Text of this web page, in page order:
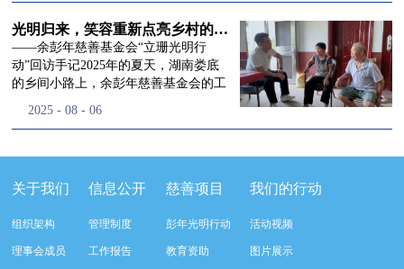
流程，完成了新一届治理层的选举任
命，全新的第四届理事会正式组建完
成：选举彭志兵、徐滨、彭新英、李
栋、李玲辉、郭启兴、梅鑫为余彭年慈
余彭年慈善基金会第四届理事会监事。
徐滨先生当选余彭年慈善基金会第四届
先生依次为新一任理事长徐滨先生及秘
新起点上，基金会将始终坚守创立初
心，继续沿着余彭年先生的慈善足迹稳
步前行：一方面将持续巩固已有的品牌
景，这份认可，也让我们更加笃定前行
的脚步。启动仪式落幕之后，我们没有
即刻返程，联合赤峰市残联的工作人
员、专业医护队伍走入乡间小路，随机
小路弯弯曲曲，两边是繁茂的林木，我
家中。简朴的乡村民居陈设简单，老人
往日家中大大小小的农活，全都压在了
老伴一人肩上。此前季爷爷的左眼早已
彻底失明，卧床的日子里视野一片昏
峰市残联理事长孙德欣对我们“彭年光
明行动”给予了高度的肯定，他表示“彭
年光明行动”不仅仅是帮助白内障患者
恢复光明，最重要的是减轻了患者家庭
事业的生动体现。随后余彭年慈善基金
光明行动”在内蒙的点点滴滴，并希望
覆盖，加强术后随访与科普宣传，同时
仪式后余彭年慈善基金会一行实地探访
了项目实施的一线情况，详细了解了患
光明归来，笑容重新点亮乡村的角落
——余彭年慈善基金会“立珊光明行
动”回访手记2025年的夏天，湖南娄底
的乡间小路上，余彭年慈善基金会的工
着一份特别的牵挂，走进了一个个普通
曾经被白内障困扰的老人，在接受
发生了怎样的变化。“现在能看清菜苗
来到涟源市渡头塘乡洪家村。72岁的曾
爷爷正在自家菜地里忙碌。他曾是村里
2025 - 08 - 06
关于我们
组织架构
理事会成员
信息公开
管理制度
工作报告
慈善项目
彭年光明行动
教育资助
我们的行动
活动视频
图片展示